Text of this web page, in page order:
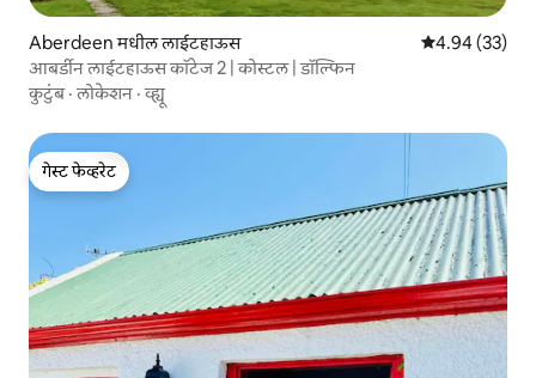
Aberdeen मधील लाईटहाऊस 5 पैकी 4.94
4.94 (33)
आबर्डीन लाईटहाऊस कॉटेज 2 | कोस्टल | डॉल्फिन
कुटुंब·लोकेशन ·व्ह्यू
गेस्ट फेव्हरेट
गेस्ट फेव्हरेट